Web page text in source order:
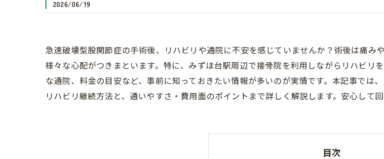
2026/06/19
急速破壊型股関節症の手術後、リハビリや通院に不安を感じていませんか？術後は痛み
様々な心配がつきまといます。特に、みずほ台駅周辺で接骨院を利用しながらリハビリ
な通院、料金の目安など、事前に知っておきたい情報が多いのが実情です。本記事では
リハビリ継続方法と、通いやすさ・費用面のポイントまで詳しく解説します。安心して
目次